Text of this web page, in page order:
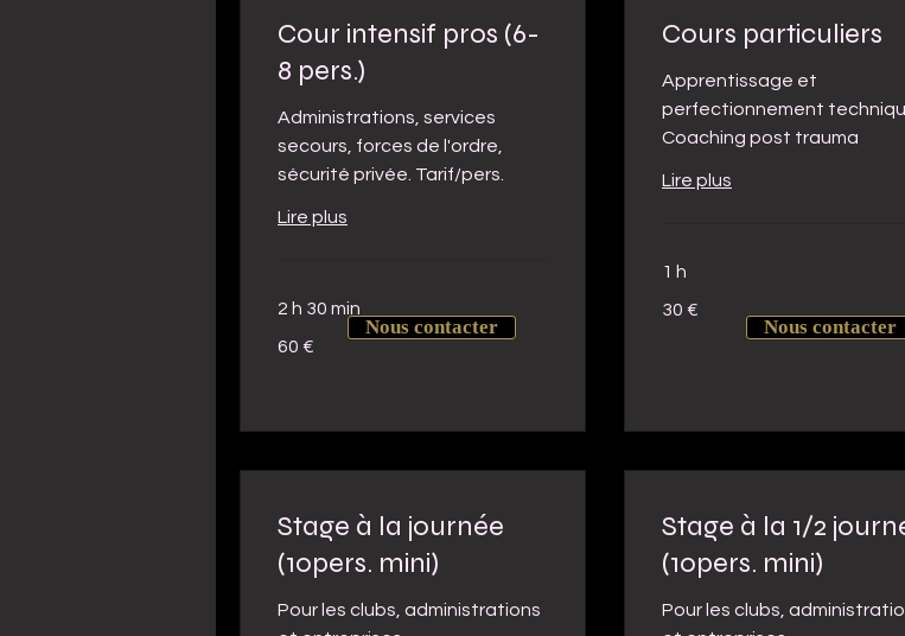
Cour intensif pros (6-
8 pers.)
Administrations, services
secours, forces de l'ordre,
sécurité privée. Tarif/pers.
Lire plus
2 h 30 min
euros
60 €
Cours particuliers
Apprentissage et
perfectionnement
Coaching post trauma
Lire plus
1 h
euros
30 €
Stage à la journée
(10pers. mini)
Pour les clubs, administrations
Stage à la 1/2
(10pers. mini)
Pour les clubs,
Nous contacter
Nous contacter